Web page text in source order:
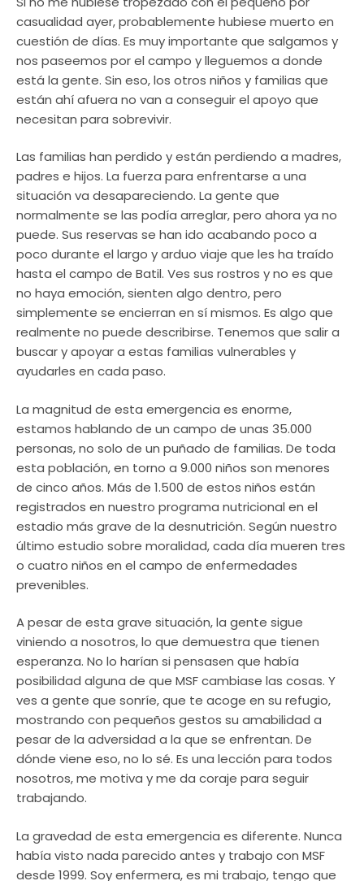
casualidad ayer, probablemente hubiese muerto en
cuestión de días. Es muy importante que salgamos y
nos paseemos por el campo y lleguemos a donde
está la gente. Sin eso, los otros niños y familias que
están ahí afuera no van a conseguir el apoyo que
necesitan para sobrevivir.
Las familias han perdido y están perdiendo a madres,
padres e hijos. La fuerza para enfrentarse a una
situación va desapareciendo. La gente que
normalmente se las podía arreglar, pero ahora ya no
puede. Sus reservas se han ido acabando poco a
poco durante el largo y arduo viaje que les ha traído
hasta el campo de Batil. Ves sus rostros y no es que
no haya emoción, sienten algo dentro, pero
simplemente se encierran en sí mismos. Es algo que
realmente no puede describirse. Tenemos que salir a
buscar y apoyar a estas familias vulnerables y
ayudarles en cada paso.
La magnitud de esta emergencia es enorme,
estamos hablando de un campo de unas 35.000
personas, no solo de un puñado de familias. De toda
esta población, en torno a 9.000 niños son menores
de cinco años. Más de 1.500 de estos niños están
registrados en nuestro programa nutricional en el
estadio más grave de la desnutrición. Según nuestro
último estudio sobre moralidad, cada día mueren tres
o cuatro niños en el campo de enfermedades
prevenibles.
A pesar de esta grave situación, la gente sigue
viniendo a nosotros, lo que demuestra que tienen
esperanza. No lo harían si pensasen que había
posibilidad alguna de que MSF cambiase las cosas. Y
ves a gente que sonríe, que te acoge en su refugio,
mostrando con pequeños gestos su amabilidad a
pesar de la adversidad a la que se enfrentan. De
dónde viene eso, no lo sé. Es una lección para todos
nosotros, me motiva y me da coraje para seguir
trabajando.
La gravedad de esta emergencia es diferente. Nunca
había visto nada parecido antes y trabajo con MSF
desde 1999. Soy enfermera, es mi trabajo, tengo que